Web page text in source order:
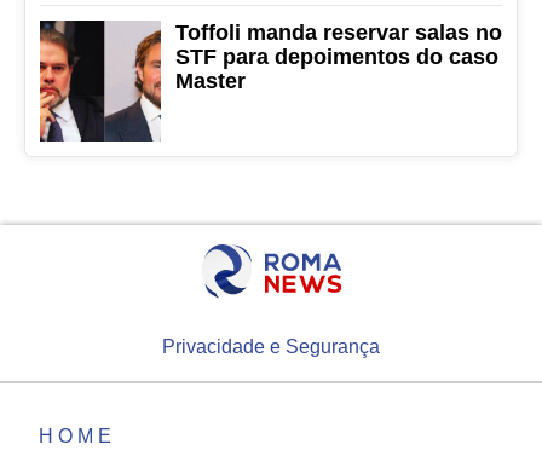
Toffoli manda reservar salas no
STF para depoimentos do caso
Master
Privacidade e Segurança
HOME